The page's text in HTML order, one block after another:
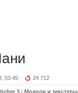
03:45 24 712
3 / Модели и текстуры